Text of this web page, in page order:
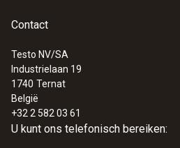
Contact
Testo NV/SA
Industrielaan 19
1740 Ternat
België
+32 2 582 03 61
U kunt ons telefonisch bereiken: